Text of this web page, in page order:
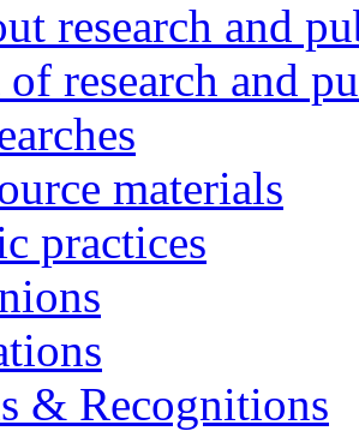
research and
research and
materials
practices
& Recognitions